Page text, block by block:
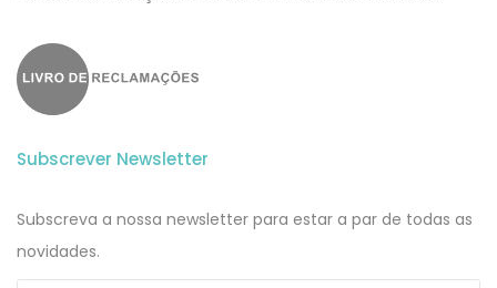
Subscrever Newsletter
Subscreva a nossa newsletter para estar a par de todas as
novidades.